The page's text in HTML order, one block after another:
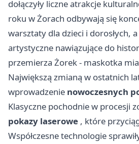
dołączyły liczne atrakcje
roku w Żorach odbywają się
warsztaty dla dzieci i dorosłych,
artystyczne nawiązujące do
przemierza Żorek- maskotka
Największą zmianą w ostatnich
wprowadzenie nowoczesnych
Klasyczne pochodnie w procesji
pokazy laserowe , które
Współczesne technologie